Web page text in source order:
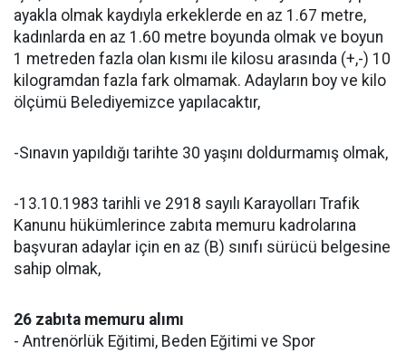
ayakla olmak kaydıyla erkeklerde en az 1.67 metre,
kadınlarda en az 1.60 metre boyunda olmak ve boyun
1 metreden fazla olan kısmı ile kilosu arasında (+,-) 10
kilogramdan fazla fark olmamak. Adayların boy ve kilo
ölçümü Belediyemizce yapılacaktır,
-Sınavın yapıldığı tarihte 30 yaşını doldurmamış olmak,
-13.10.1983 tarihli ve 2918 sayılı Karayolları Trafik
Kanunu hükümlerince zabıta memuru kadrolarına
başvuran adaylar için en az (B) sınıfı sürücü belgesine
sahip olmak,
26 zabıta memuru alımı
- Antrenörlük Eğitimi, Beden Eğitimi ve Spor